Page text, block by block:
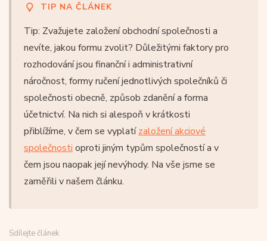
TIP NA ČLÁNEK
Tip: Zvažujete založení obchodní společnosti a
nevíte, jakou formu zvolit? Důležitými faktory pro
rozhodování jsou finanční i administrativní
náročnost, formy ručení jednotlivých společníků či
společnosti obecně, způsob zdanění a forma
účetnictví. Na nich si alespoň v krátkosti
přiblížíme, v čem se vyplatízaložení akciové
společnosti oproti jiným typům společností a v
čem jsou naopak její nevýhody. Na vše jsme se
zaměřili v našem článku.
Sdílejte článek